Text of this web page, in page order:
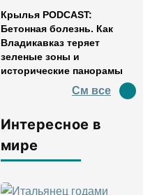
Крылья PODCAST:
Бетонная болезнь. Как
Владикавказ теряет
зеленые зоны и
исторические панорамы
См все
Интересное в
мире